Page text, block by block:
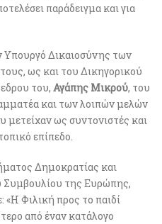
παράδειγμα και για
Δικαιοσύνης των
ως και του Δικηγορικού
του, Αγάπης Μικρού, του
και των λοιπών μελών
μετείχαν ως συντονιστές και
επίπεδο.
Δημοκρατίας και
Συμβουλίου της Ευρώπης,
«Η Φιλική προς το παιδί
από έναν κατάλογο